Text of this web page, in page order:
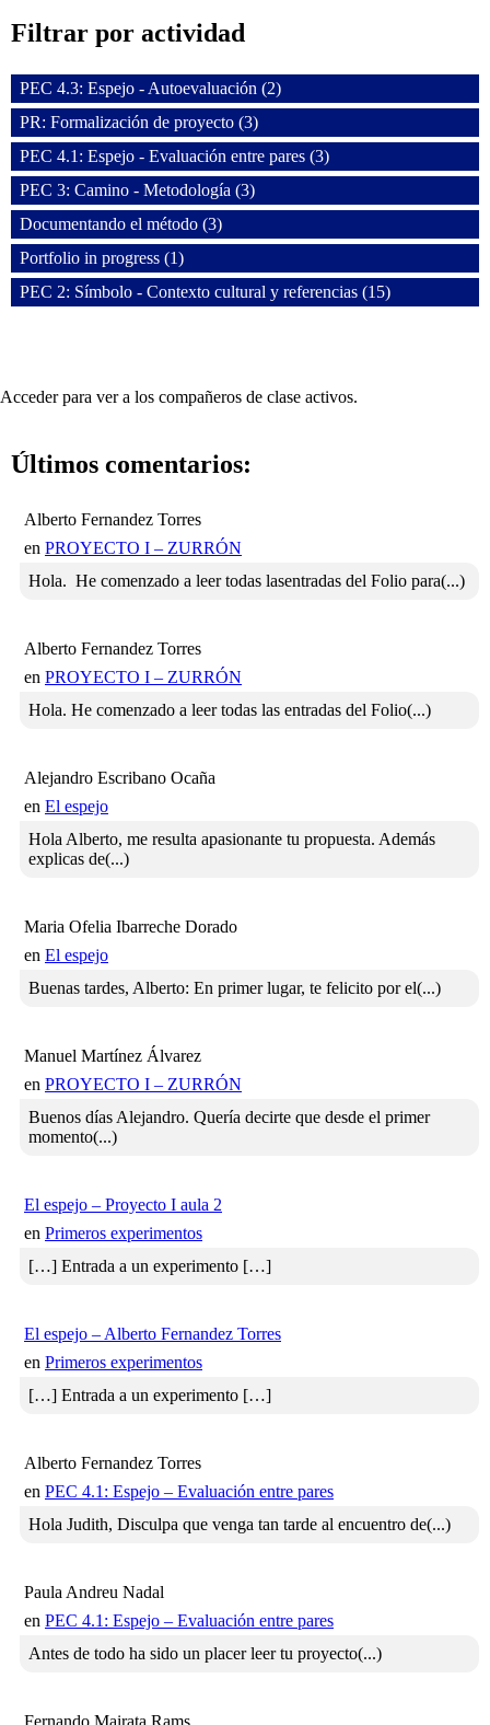
Filtrar por actividad
PEC 4.3: Espejo - Autoevaluación (2)
PR: Formalización de proyecto (3)
PEC 4.1: Espejo - Evaluación entre pares (3)
PEC 3: Camino - Metodología (3)
Documentando el método (3)
Portfolio in progress (1)
PEC 2: Símbolo - Contexto cultural y referencias (15)
Acceder para ver a los compañeros de clase activos.
Últimos comentarios:
Alberto Fernandez Torres
en PROYECTO I – ZURRÓN
Hola. He comenzado a leer todas lasentradas del Folio para(...)
Alberto Fernandez Torres
en PROYECTO I – ZURRÓN
Hola. He comenzado a leer todas las entradas del Folio(...)
Alejandro Escribano Ocaña
en El espejo
Hola Alberto, me resulta apasionante tu propuesta. Además
explicas de(...)
Maria Ofelia Ibarreche Dorado
en El espejo
Buenas tardes, Alberto: En primer lugar, te felicito por el(...)
Manuel Martínez Álvarez
en PROYECTO I – ZURRÓN
Buenos días Alejandro. Quería decirte que desde el primer
momento(...)
El espejo – Proyecto I aula 2
en Primeros experimentos
[…] Entrada a un experimento […]
El espejo – Alberto Fernandez Torres
en Primeros experimentos
[…] Entrada a un experimento […]
Alberto Fernandez Torres
en PEC 4.1: Espejo – Evaluación entre pares
Hola Judith, Disculpa que venga tan tarde al encuentro de(...)
Paula Andreu Nadal
en PEC 4.1: Espejo – Evaluación entre pares
Antes de todo ha sido un placer leer tu proyecto(...)